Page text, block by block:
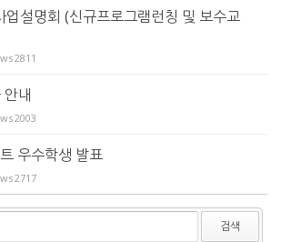
설명회 (신규프로그램런칭 및 보수교
2811
내
2003
우수학생 발표
2717
검색